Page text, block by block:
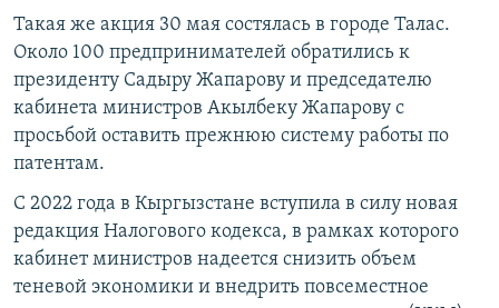
Такая же акция 30 мая состялась в городе Талас.
Около 100 предпринимателей обратились к
президенту Садыру Жапарову и председателю
кабинета министров Акылбеку Жапарову с
просьбой оставить прежнюю систему работы по
патентам.
С 2022 года в Кыргызстане вступила в силу новая
редакция Налогового кодекса, в рамках которого
кабинет министров надеется снизить объем
теневой экономики и внедрить повсеместное